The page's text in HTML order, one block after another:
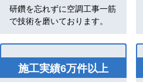
研鑽を忘れずに空調工事一筋
で技術を磨いております。
施工実績6万件以上